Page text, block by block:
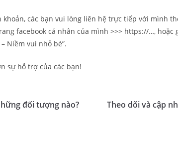
khoản, các bạn vui lòng liên hệ trực tiếp với mình
facebook cá nhân của mình >>> https://…, hoặc
Niềm vui nhỏ bé”.
sự hỗ trợ của các bạn!
đối tượng nào?
Theo dõi và cập